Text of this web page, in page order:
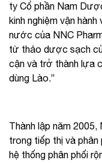
ty Cổ phần Nam
kinh nghiệm vận
nước của NNC
từ thảo dược sạch
cận và trở thành lựa
dùng Lào.”
Thành lập năm 2005,
trong tiếp thị và
hệ thống phân phối